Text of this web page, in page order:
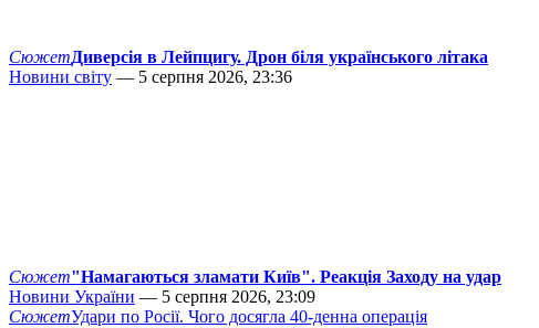
СюжетДиверсія в Лейпцигу. Дрон біля українського літака
Новини світу — 5 серпня 2026, 23:36
Сюжет"Намагаються зламати Київ". Реакція Заходу на удар
Новини України — 5 серпня 2026, 23:09
СюжетУдари по Росії. Чого досягла 40-денна операція